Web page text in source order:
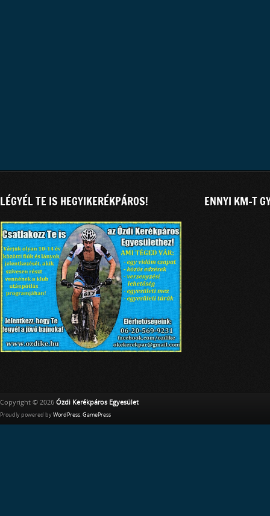
LÉGYÉL TE IS HEGYIKERÉKPÁROS! ENNYI KM-T
Copyright © 2026 Ózdi Kerékpáros Egyesület
Proudly powered by WordPress. GamePress